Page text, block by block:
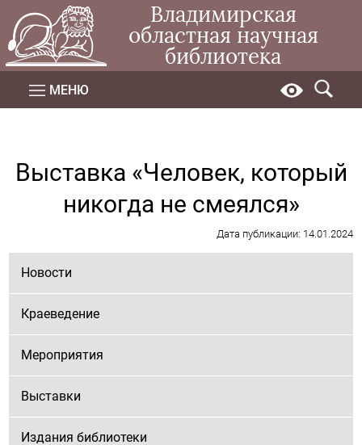
Владимирская
областная научная
библиотека
МЕНЮ
Выставка «Человек, который
никогда не смеялся»
Дата публикации: 14.01.2024
Новости
Краеведение
Мероприятия
Выставки
Издания библиотеки